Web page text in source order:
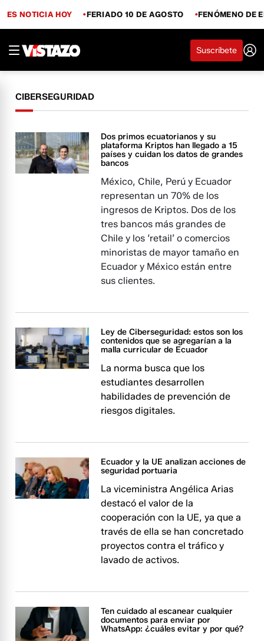
ES NOTICIA HOY FERIADO 10 DE AGOSTO FENÓMENO DE
Suscríbete
CIBERSEGURIDAD
Dos primos ecuatorianos y su
plataforma Kriptos han llegado a 15
países y cuidan los datos de grandes
bancos
México, Chile, Perú y Ecuador
representan un 70% de los
ingresos de Kriptos. Dos de los
tres bancos más grandes de
Chile y los ‘retail’ o comercios
minoristas de mayor tamaño en
Ecuador y México están entre
sus clientes.
Ley de Ciberseguridad: estos son los
contenidos que se agregarían a la
malla curricular de Ecuador
La norma busca que los
estudiantes desarrollen
habilidades de prevención de
riesgos digitales.
Ecuador y la UE analizan acciones de
seguridad portuaria
La viceministra Angélica Arias
destacó el valor de la
cooperación con la UE, ya que a
través de ella se han concretado
proyectos contra el tráfico y
lavado de activos.
Ten cuidado al escanear cualquier
documentos para enviar por
WhatsApp: ¿cuáles evitar y por qué?